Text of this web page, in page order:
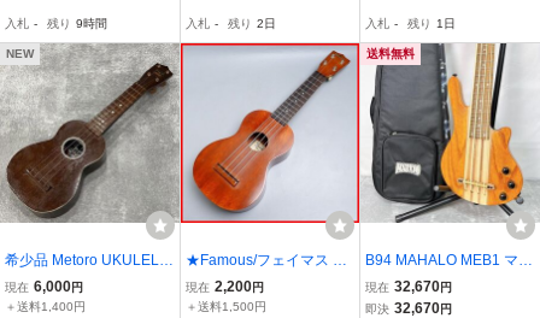
入札 - 残り 9時間
き】
入札 - 残り 2日 入札 - 残り 1日
NEW
希少品 Metoro UKULELE
マホガニー ウクレレ 日本
製 オール単板 楽器 ソプ
現在 6,000円
＋送料1,400円
★Famous/フェイマス FS
-1 ソプラノウクレレ/マホ
ガニー/ソフトケース付き/
現在 2,200円
＋送料1,500円
送料無料
B94 MAHALO MEB1 マハ
ロ ウクレレベース ソリッ
ドボディ
現在 32,670円
即決 32,670円